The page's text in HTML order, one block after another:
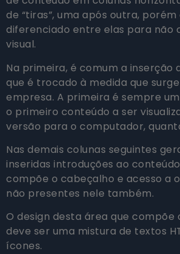
de “tiras”, uma após outra,
diferenciado entre elas para não
visual.
Na primeira, é comum a inserção
que é trocado à medida que
empresa. A primeira é sempre
o primeiro conteúdo a ser
versão para o computador,
Nas demais colunas seguintes
inseridas introduções ao
compõe o cabeçalho e acesso a
não presentes nele também.
O design desta área que compõe
deve ser uma mistura de textos
ícones.